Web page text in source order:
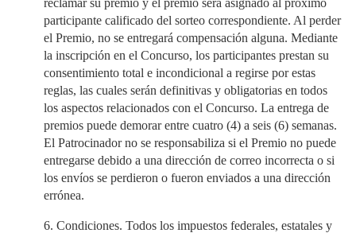
reclamar su premio y el premio será asignado al próximo
participante calificado del sorteo correspondiente. Al perder
el Premio, no se entregará compensación alguna. Mediante
la inscripción en el Concurso, los participantes prestan su
consentimiento total e incondicional a regirse por estas
reglas, las cuales serán definitivas y obligatorias en todos
los aspectos relacionados con el Concurso. La entrega de
premios puede demorar entre cuatro (4) a seis (6) semanas.
El Patrocinador no se responsabiliza si el Premio no puede
entregarse debido a una dirección de correo incorrecta o si
los envíos se perdieron o fueron enviados a una dirección
errónea.
6. Condiciones. Todos los impuestos federales, estatales y